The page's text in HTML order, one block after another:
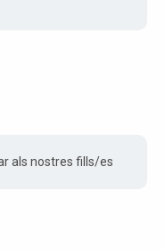
als nostres fills/es